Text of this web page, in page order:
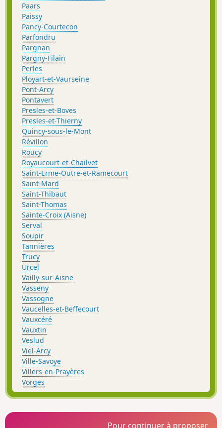
Paars
Paissy
Pancy-Courtecon
Parfondru
Pargnan
Pargny-Filain
Perles
Ployart-et-Vaurseine
Pont-Arcy
Pontavert
Presles-et-Boves
Presles-et-Thierny
Quincy-sous-le-Mont
Révillon
Roucy
Royaucourt-et-Chailvet
Saint-Erme-Outre-et-Ramecourt
Saint-Mard
Saint-Thibaut
Saint-Thomas
Sainte-Croix (Aisne)
Serval
Soupir
Tannières
Trucy
Urcel
Vailly-sur-Aisne
Vasseny
Vassogne
Vaucelles-et-Beffecourt
Vauxcéré
Vauxtin
Veslud
Viel-Arcy
Ville-Savoye
Villers-en-Prayères
Vorges
Pour continuer à proposer